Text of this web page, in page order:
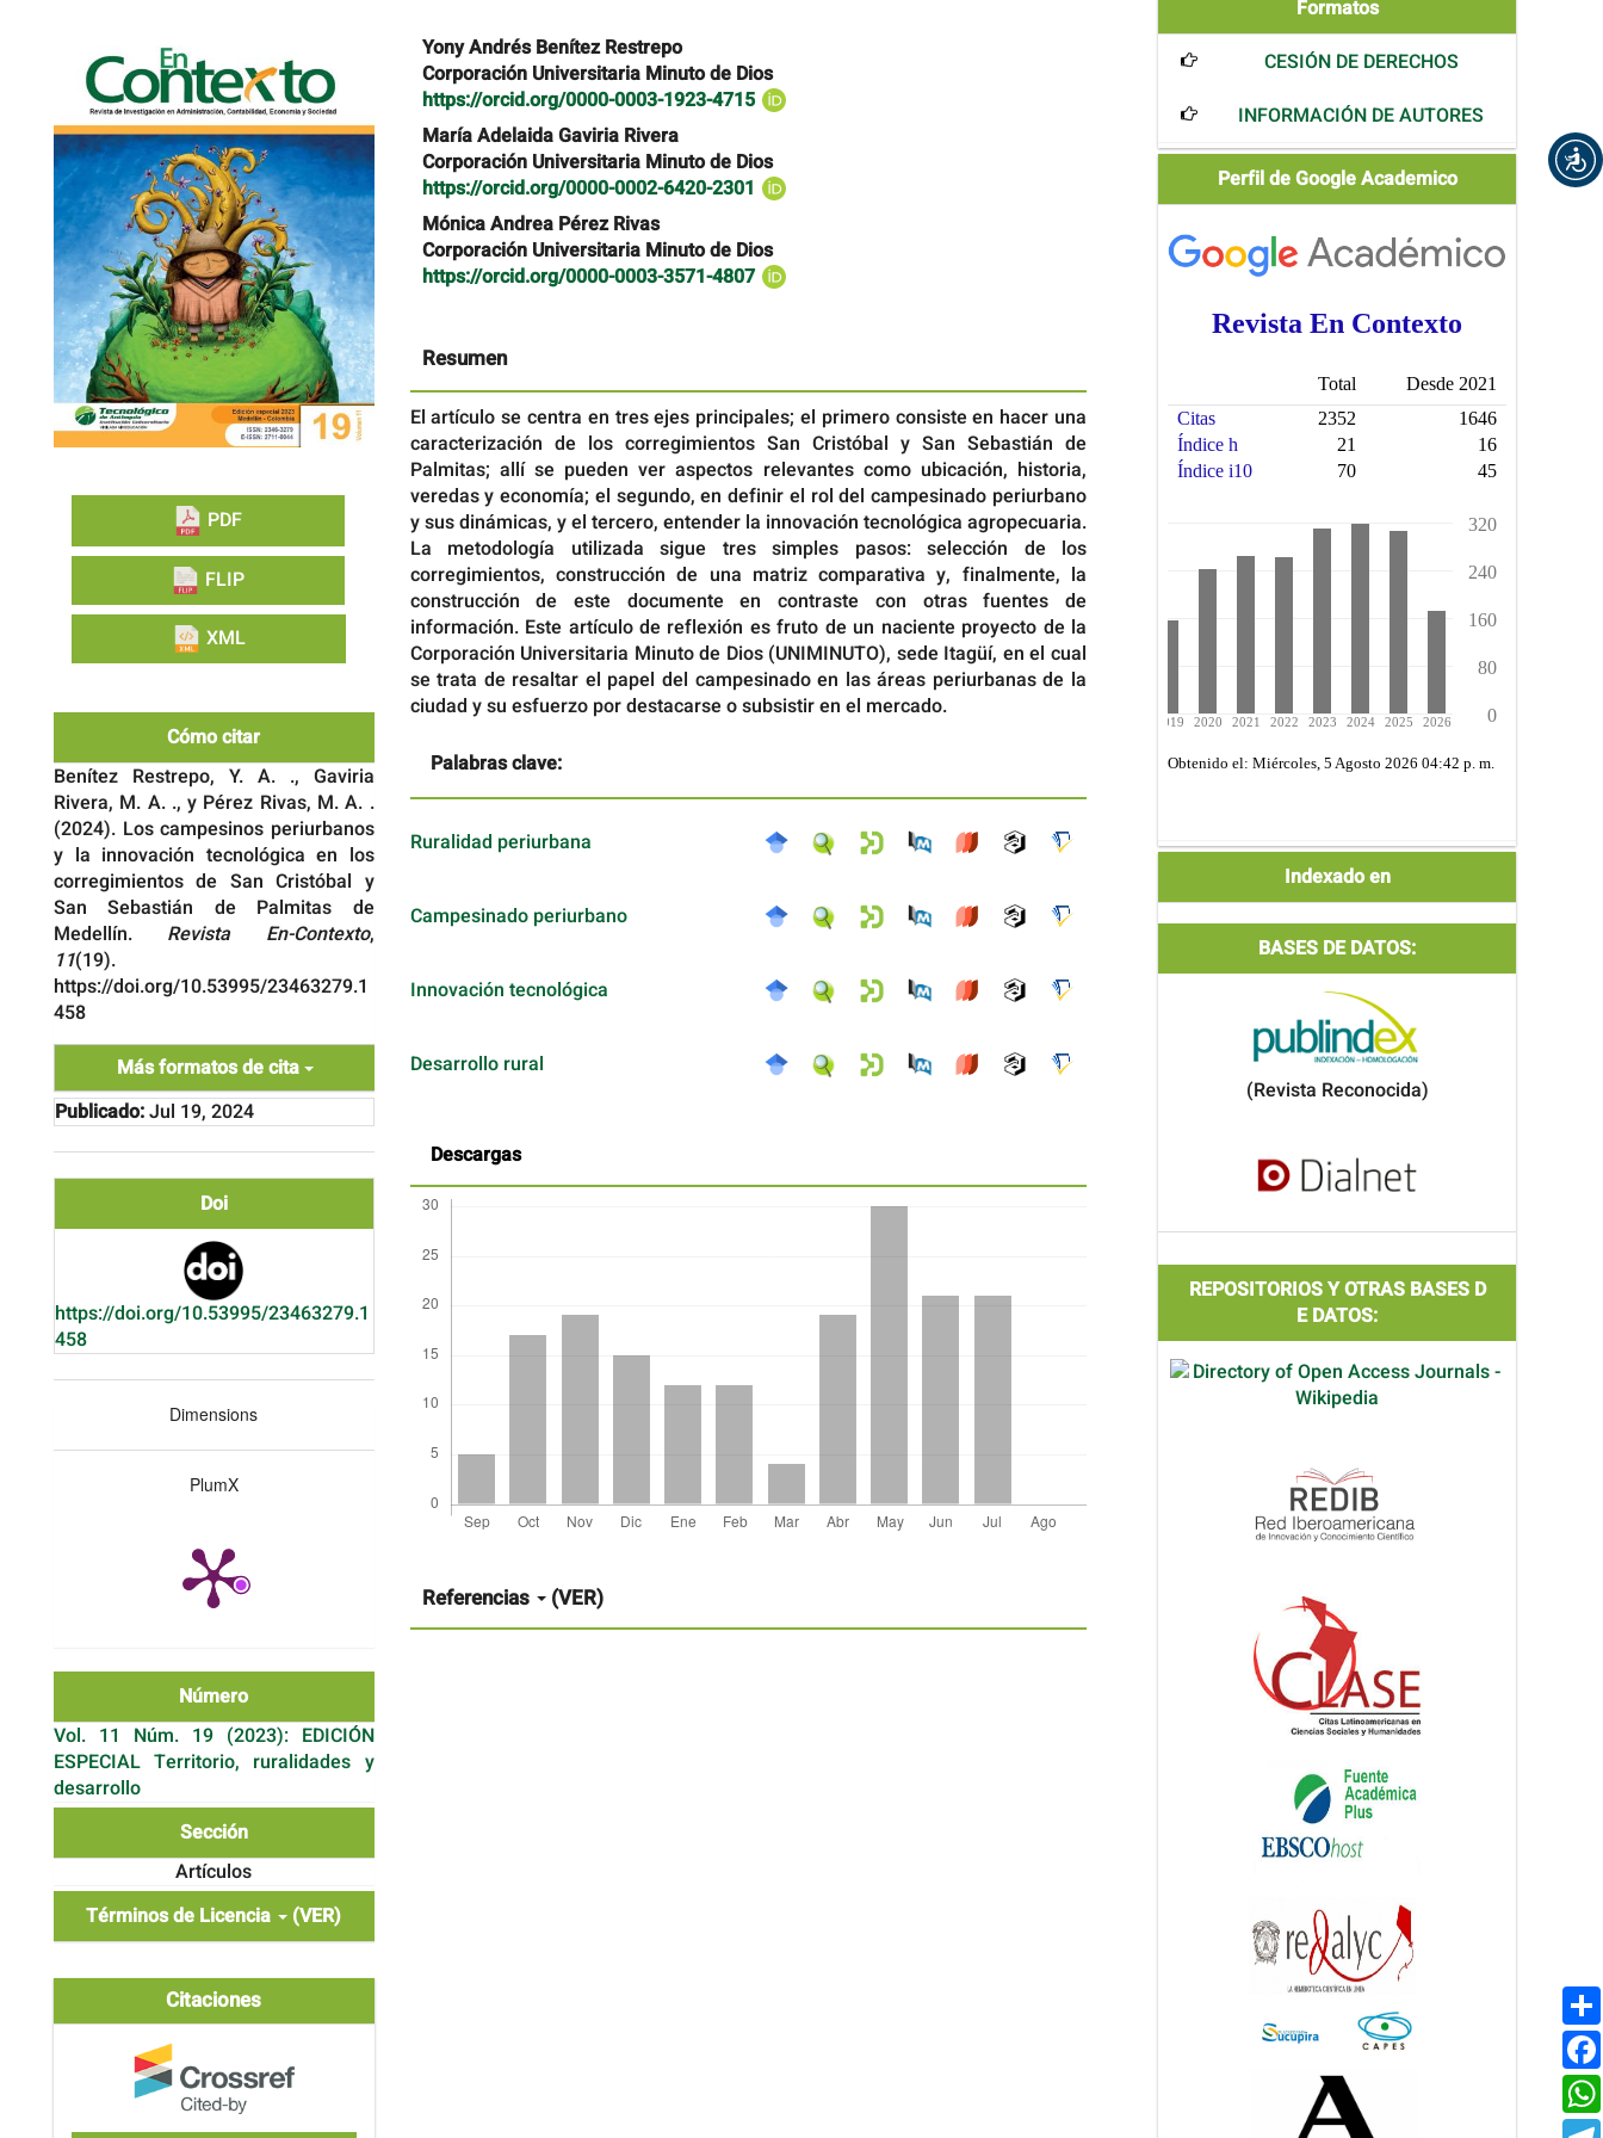
lateral
del
artículo
PDF
FLIP
XML
Cómo citar
Benítez Restrepo, Y. A. ., Gaviria
Rivera, M. A. ., y Pérez Rivas, M. A. .
(2024). Los campesinos periurbanos
y la innovación tecnológica en los
corregimientos de San Cristóbal y
San Sebastián de Palmitas de
Medellín. Revista En-Contexto,
11(19).
https://doi.org/10.53995/23463279.1
458
Más formatos de cita
Publicado:Jul 19, 2024
Doi
https://doi.org/10.53995/23463279.1
458
Dimensions
PlumX
Número
Vol. 11 Núm. 19 (2023): EDICIÓN
ESPECIAL Territorio, ruralidades y
desarrollo
Sección
Artículos
Términos de Licencia
(VER)
Citaciones
Contenido
principal
del
artículo
Yony Andrés Benítez Restrepo
Corporación Universitaria Minuto de Dios
https://orcid.org/0000-0003-1923-4715
María Adelaida Gaviria Rivera
Corporación Universitaria Minuto de Dios
https://orcid.org/0000-0002-6420-2301
Mónica Andrea Pérez Rivas
Corporación Universitaria Minuto de Dios
https://orcid.org/0000-0003-3571-4807
Resumen
El artículo se centra en tres ejes principales; el primero consiste en hacer una
caracterización de los corregimientos San Cristóbal y San Sebastián de
Palmitas; allí se pueden ver aspectos relevantes como ubicación, historia,
veredas y economía; el segundo, en definir el rol del campesinado periurbano
y sus dinámicas, y el tercero, entender la innovación tecnológica agropecuaria.
La metodología utilizada sigue tres simples pasos: selección de los
corregimientos, construcción de una matriz comparativa y, finalmente, la
construcción de este documente en contraste con otras fuentes de
información. Este artículo de reflexión es fruto de un naciente proyecto de la
Corporación Universitaria Minuto de Dios (UNIMINUTO), sede Itagüí, en el cual
se trata de resaltar el papel del campesinado en las áreas periurbanas de la
ciudad y su esfuerzo por destacarse o subsistir en el mercado.
Palabras clave:
Ruralidad periurbana
Campesinado periurbano
Innovación tecnológica
Desarrollo rural
Descargas
artículo
Referencias (VER)
Formatos
CESIÓN DE DERECHOS
INFORMACIÓN DE AUTORES
ScholarPerfil de Google Academico
Indexado en
BASES DE DATOS:
(Revista Reconocida)
REPOSITORIOS Y OTRAS BASES D
E DATOS: